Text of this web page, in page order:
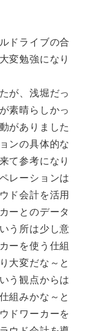
ドライブの合
変勉強になり
が、浅堀だっ
素晴らしかっ
がありました
ンの具体的な
て参考になり
レーションは
ド会計を活用
ーとのデータ
う所は少し意
ーを使う仕組
大変だな～と
う観点からは
組みかな～と
ドワーカーを